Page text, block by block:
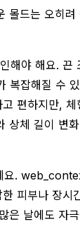
몰드는 오히려
해야 해요. 끈
복잡해질 수
편하지만, 체
상체 길이 변
요.
피부나 장시
은 날에도 자